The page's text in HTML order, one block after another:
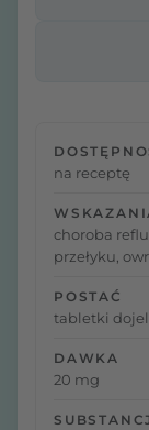
na receptę
choroba
przełyku,
POSTAĆ
tabletki
DAWKA
20 mg